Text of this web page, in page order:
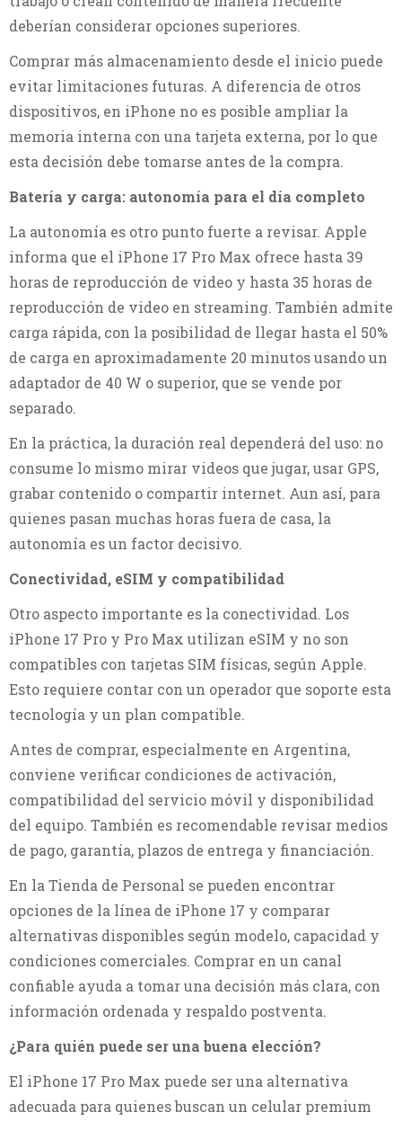
deberían considerar opciones superiores.
Comprar más almacenamiento desde el inicio puede
evitar limitaciones futuras. A diferencia de otros
dispositivos, en iPhone no es posible ampliar la
memoria interna con una tarjeta externa, por lo que
esta decisión debe tomarse antes de la compra.
Batería y carga: autonomía para el día completo
La autonomía es otro punto fuerte a revisar. Apple
informa que el iPhone 17 Pro Max ofrece hasta 39
horas de reproducción de video y hasta 35 horas de
reproducción de video en streaming. También admite
carga rápida, con la posibilidad de llegar hasta el 50%
de carga en aproximadamente 20 minutos usando un
adaptador de 40 W o superior, que se vende por
separado.
En la práctica, la duración real dependerá del uso: no
consume lo mismo mirar videos que jugar, usar GPS,
grabar contenido o compartir internet. Aun así, para
quienes pasan muchas horas fuera de casa, la
autonomía es un factor decisivo.
Conectividad, eSIM y compatibilidad
Otro aspecto importante es la conectividad. Los
iPhone 17 Pro y Pro Max utilizan eSIM y no son
compatibles con tarjetas SIM físicas, según Apple.
Esto requiere contar con un operador que soporte esta
tecnología y un plan compatible.
Antes de comprar, especialmente en Argentina,
conviene verificar condiciones de activación,
compatibilidad del servicio móvil y disponibilidad
del equipo. También es recomendable revisar medios
de pago, garantía, plazos de entrega y financiación.
En la Tienda de Personal se pueden encontrar
opciones de la línea de iPhone 17 y comparar
alternativas disponibles según modelo, capacidad y
condiciones comerciales. Comprar en un canal
confiable ayuda a tomar una decisión más clara, con
información ordenada y respaldo postventa.
¿Para quién puede ser una buena elección?
El iPhone 17 Pro Max puede ser una alternativa
adecuada para quienes buscan un celular premium